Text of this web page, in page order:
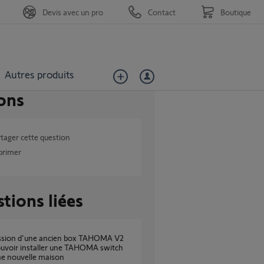
Autres produits
Devis avec un pro Contact Boutique
cette question
liées
installer une TAHOMA switch
nouvelle maison